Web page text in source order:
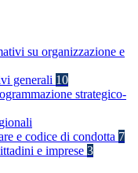
su organizzazione e
generali 10
strategico-
e codice di condotta 7
e imprese 3